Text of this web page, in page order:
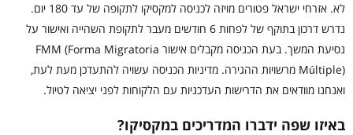
לא. אזרחי ישראל פטורים מויזה לכניסה למקסיקו לתקופה של עד 180 יום.
נדרש דרכון בתוקף של לפחות 6 חודשים מעבר לתקופת השהייה ואישור על
נסיעת המשך. בעת הכניסה מקבלים אישור FMM (Forma Migratoria
Múltiple) מרשויות ההגירה. מדיניות הכניסה עשויה להתעדכן מעת לעת,
ואנחנו מוודאים את הדרישות העדכניות עם הלקוחות לפני יציאה לטיול.
באיזו שפה ידברו המדריכים במקסיקו?